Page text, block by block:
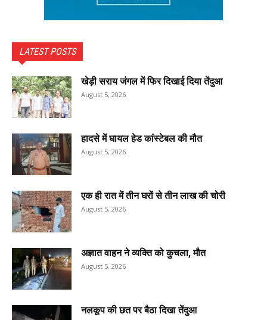
LATEST POSTS
खेड़ी सराय जंगल में फिर दिखाई दिया तेंदुआ
August 5, 2026
हादसे में घायल हेड कांस्टेबल की मौत
August 5, 2026
एक ही रात में तीन घरों से तीन लाख की चोरी
August 5, 2026
अज्ञात वाहन ने व्यक्ति को कुचला, मौत
August 5, 2026
नलकूप की छत पर बैठा दिखा तेंदुआ